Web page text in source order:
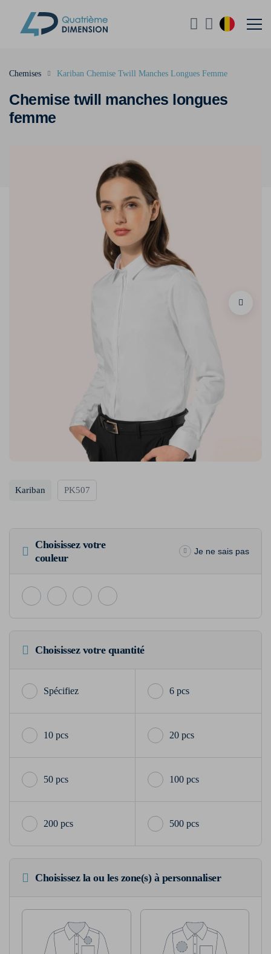
Chemise twill manches longues
femme
Chemises Kariban Chemise Twill Manches Longues Femme
Kariban PK507
Choisissez votre
couleur
Je ne sais pas
Choisissez votre quantité
6 pcs
10 pcs 20 pcs
50 pcs 100 pcs
200 pcs 500 pcs
Choisissez la ou les zone(s) à personnaliser